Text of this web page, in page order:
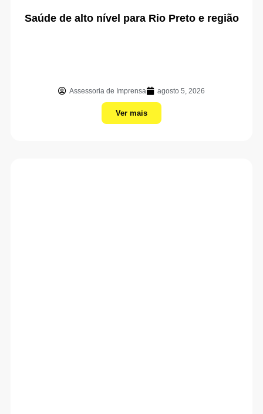
Saúde de alto nível para Rio Preto e região
Assessoria de Imprensa agosto 5, 2026
Ver mais